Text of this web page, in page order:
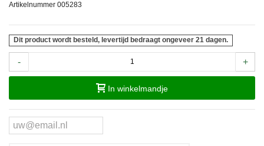
Artikelnummer 005283
Dit product wordt besteld, levertijd bedraagt ongeveer 21 dagen.
- +
In winkelmandje